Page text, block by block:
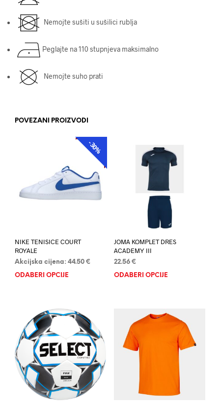
Nemojte sušiti u sušilici rublja
Peglajte na 110 stupnjeva maksimalno
Nemojte suho prati
POVEZANI PROIZVODI
AKCIJA
-30%
NIKE TENISICE COURT
ROYALE
Akcijska cijena: 44.50 €
ODABERI OPCIJE
Ovaj
mogu
JOMA KOMPLET DRES
ACADEMY III
22.56 €
ODABERI OPCIJE